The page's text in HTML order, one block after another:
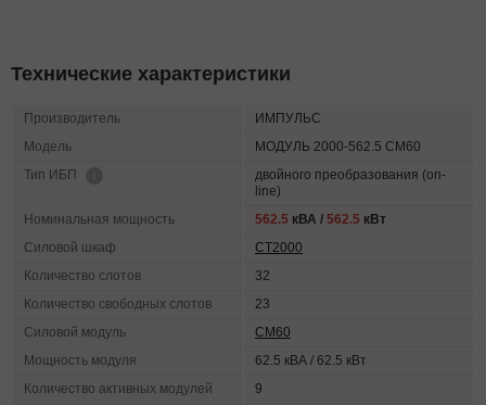
Технические характеристики
Производитель
ИМПУЛЬС
Модель
МОДУЛЬ 2000-562.5 СМ60
Тип ИБП
двойного преобразования (on-
line)
Номинальная мощность
562.5 кВА / 562.5 кВт
Силовой шкаф
СТ2000
Количество слотов
32
Количество свободных слотов
23
Силовой модуль
СМ60
Мощность модуля
62.5 кВА / 62.5 кВт
Количество активных модулей
9